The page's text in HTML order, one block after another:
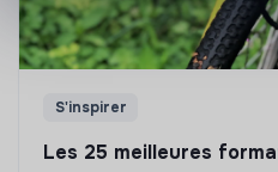
S'inspirer
Les 25 meilleures